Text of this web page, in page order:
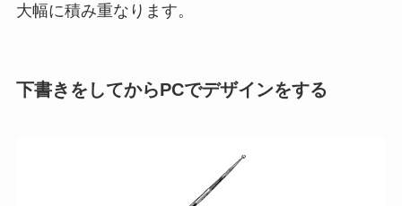
大幅に積み重なります。
下書きをしてからPCでデザインをする